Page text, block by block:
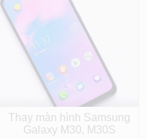
Thay màn hình Samsung
Galaxy M30, M30S